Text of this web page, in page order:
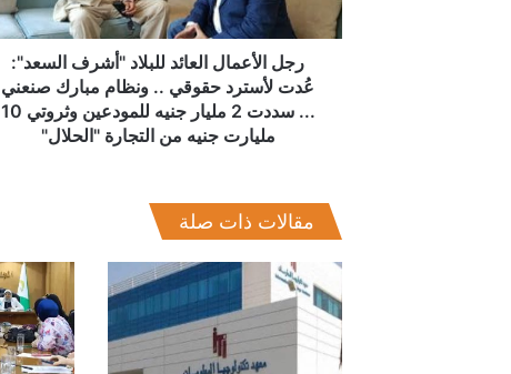
لأسترد
حقوقي
ونظام
مليار
جنيه
للمودعين
وثروتي
10
مليارت
جنيه
رجل الأعمال العائد للبلاد "أشرف السعد":
عُدت لأسترد حقوقي .. ونظام مبارك صنعني
... سددت 2 مليار جنيه للمودعين وثروتي 10
مليارت جنيه من التجارة "الحلال"
مقالات ذات صلة